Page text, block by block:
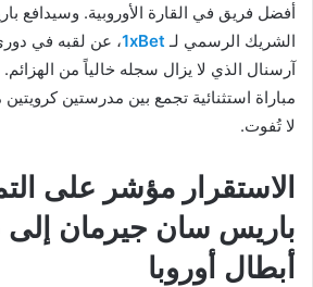
أفضل فريق في القارة الأوروبية. وسيدافع
الشريك الرسمي لـ 1xBet، عن لقبه في
آرسنال الذي لا يزال سجله خالياً من
مباراة استثنائية تجمع بين مدرستين
لا تُفوت.
الاستقرار مؤشر على
باريس سان جيرمان إلى
أبطال أوروبا